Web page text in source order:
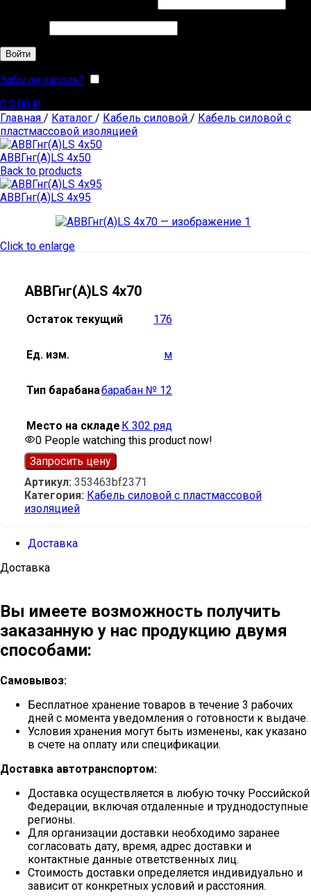
Войти
Забыли пароль?
0 0,00 ₽
Главная / Каталог / Кабель силовой / Кабель силовой с
пластмассовой изоляцией
АВВГнг(А)LS 4х50
Back to products
АВВГнг(А)LS 4х95
Click to enlarge
АВВГнг(А)LS 4х70
Остаток текущий 176
Ед. изм. м
Тип барабанабарабан № 12
Место на складе К 302 ряд
0 People watching this product now!
Запросить цену
Артикул: 353463bf2371
Категория: Кабель силовой с пластмассовой
изоляцией
Доставка
Доставка
Вы имеете возможность получить
заказанную у нас продукцию двумя
способами:
Самовывоз:
Бесплатное хранение товаров в течение 3 рабочих
дней с момента уведомления о готовности к выдаче.
Условия хранения могут быть изменены, как указано
в счете на оплату или спецификации.
Доставка автотранспортом:
Доставка осуществляется в любую точку Российской
Федерации, включая отдаленные и труднодоступные
регионы.
Для организации доставки необходимо заранее
согласовать дату, время, адрес доставки и
контактные данные ответственных лиц.
Стоимость доставки определяется индивидуально и
зависит от конкретных условий и расстояния.